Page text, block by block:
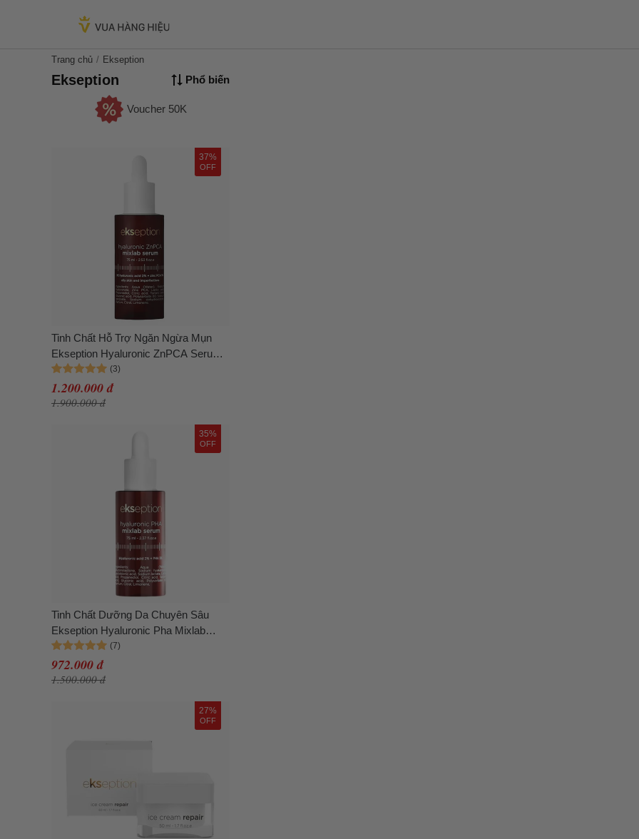
Trang chủ Ekseption
Ekseption Phổ biến
Voucher 50K
37%
OFF
Tinh Chất Hỗ Trợ Ngăn Ngừa Mụn
Ekseption Hyaluronic ZnPCA Serum
75ml
1.200.000 đ
1.900.000 đ
35%
OFF
Tinh Chất Dưỡng Da Chuyên Sâu
Ekseption Hyaluronic Pha Mixlab
Serum 75ml
972.000 đ
1.500.000 đ
27%
OFF